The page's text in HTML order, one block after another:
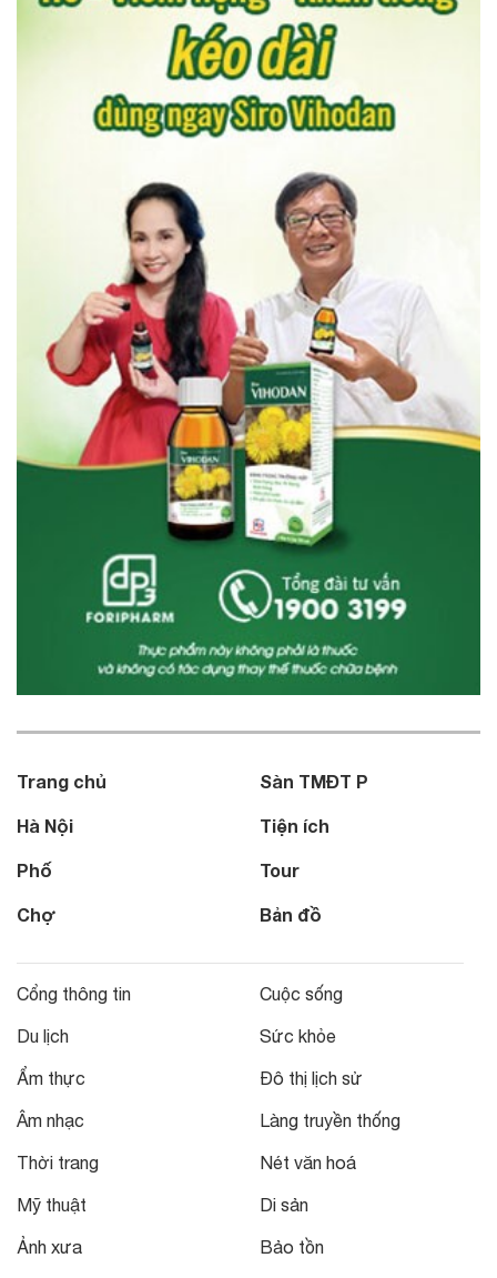
Trang chủ
Hà Nội
Phố
Chợ
Sàn TMĐT P
Tiện ích
Tour
Bản đồ
Cổng thông tin
Du lịch
Ẩm thực
Âm nhạc
Thời trang
Mỹ thuật
Ảnh xưa
Cuộc sống
Sức khỏe
Đô thị lịch sử
Làng truyền thống
Nét văn hoá
Di sản
Bảo tồn